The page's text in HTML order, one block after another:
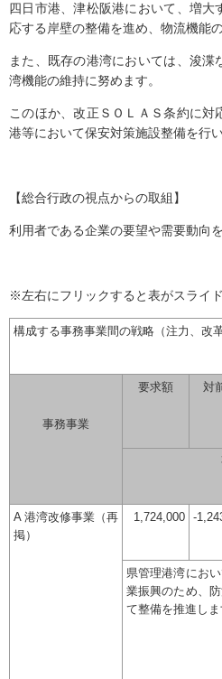
四日市港、津松阪港において、増大
応する岸壁の整備を進め、物流機能
また、既存の港湾においては、浚
湾機能の維持に努めます。
このほか、改正ＳＯＬＡＳ条約に対
港等において保安対策施設整備を行い
【総合行政の視点からの取組】
利用者である企業の要望や需要動向
※左右にフリックすると表がスライド
構成する事務事業間の戦略（注力、改革
事務事業
要求額 対
A 港湾改修事業（再
掲）
1,724,000 -
県管理港湾にお
業振興のため、
て整備を推進しま